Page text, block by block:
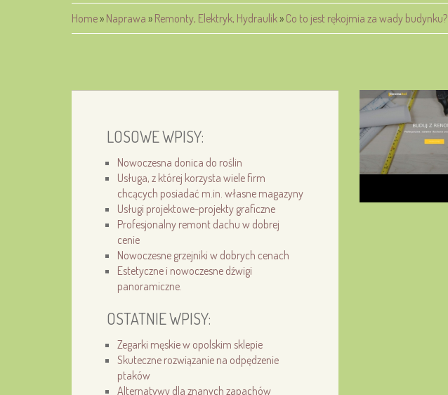
Home» Naprawa » Remonty, Elektryk, Hydraulik» Co to jest rękojmia za wady budynku?
LOSOWE WPISY:
Nowoczesna donica do roślin
Usługa, z której korzysta wiele firm
chcących posiadać m.in. własne magazyny
Usługi projektowe-projekty graficzne
Profesjonalny remont dachu w dobrej
cenie
Nowoczesne grzejniki w dobrych cenach
Estetyczne i nowoczesne dźwigi
panoramiczne.
OSTATNIE WPISY:
Zegarki męskie w opolskim sklepie
Skuteczne rozwiązanie na odpędzenie
ptaków
Alternatywy dla znanych zapachów